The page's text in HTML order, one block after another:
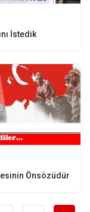
İstedik
Önsözüdür